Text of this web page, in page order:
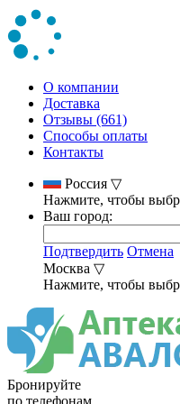
О компании
Доставка
Отзывы (661)
Способы оплаты
Контакты
Россия ▽
Нажмите, чтобы
Ваш город:
Подтвердить Отмена
Москва ▽
Нажмите, чтобы
Бронируйте
по телефонам